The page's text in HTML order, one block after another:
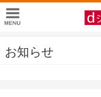
お知らせ